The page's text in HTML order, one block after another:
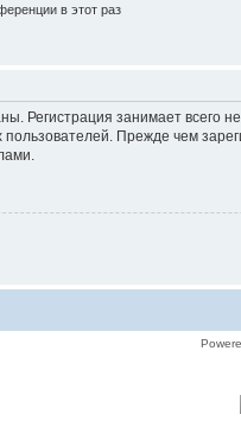
в этот раз
Регистрация занимает всего
Прежде чем